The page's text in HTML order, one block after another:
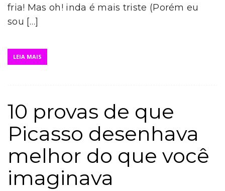
fria! Mas oh! inda é mais triste (Porém eu
sou […]
LEIA MAIS
10 provas de que
Picasso desenhava
melhor do que você
imaginava